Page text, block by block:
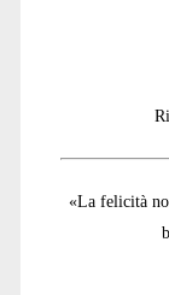
«La felicità